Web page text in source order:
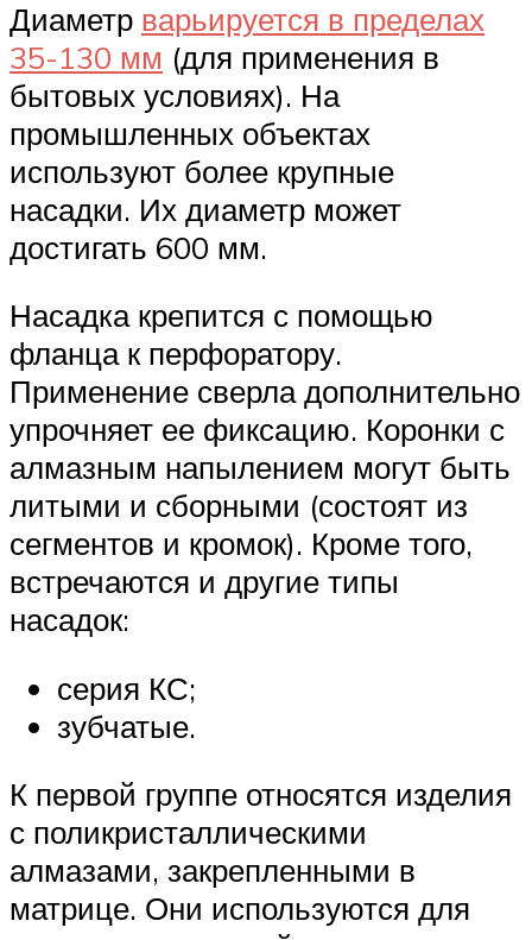
Диаметр варьируется в пределах
35-130 мм (для применения в
бытовых условиях). На
промышленных объектах
используют более крупные
насадки. Их диаметр может
достигать 600 мм.
Насадка крепится с помощью
фланца к перфоратору.
Применение сверла дополнительно
упрочняет ее фиксацию. Коронки с
алмазным напылением могут быть
литыми и сборными (состоят из
сегментов и кромок). Кроме того,
встречаются и другие типы
насадок:
серия КС;
зубчатые.
К первой группе относятся изделия
с поликристаллическими
алмазами, закрепленными в
матрице. Они используются для